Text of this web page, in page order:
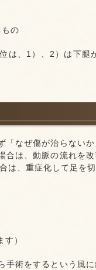
の
は、1）、2）は下
なぜ傷が治らない
は、動脈の流れを
、重症化して足を
）
術をするという風